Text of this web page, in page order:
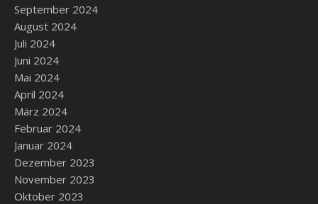
September 2024
August 2024
Juli 2024
Juni 2024
Mai 2024
April 2024
März 2024
Februar 2024
Januar 2024
Dezember 2023
November 2023
Oktober 2023